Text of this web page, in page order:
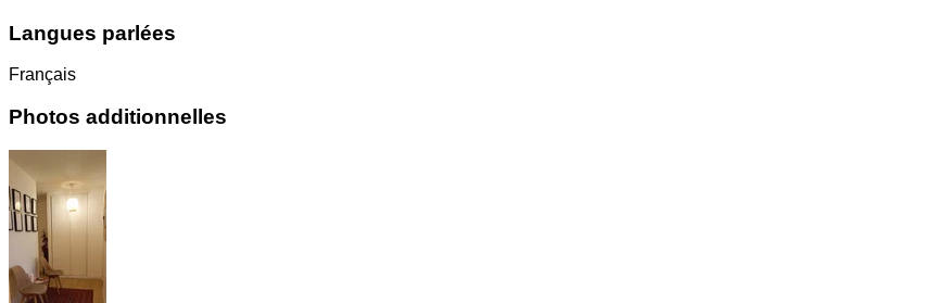
Langues parlées
Français
Photos additionnelles